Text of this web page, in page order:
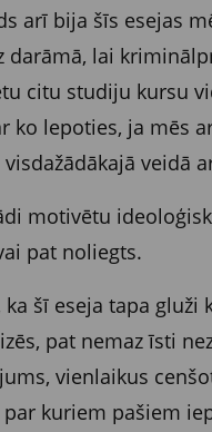
arī bija šīs esejas
darāmā, lai
citu studiju kursu
ko lepoties, ja mēs
veidā
motivētu
pat noliegts.
ka šī eseja tapa gluži
pat nemaz īsti
vienlaikus
kuriem pašiem